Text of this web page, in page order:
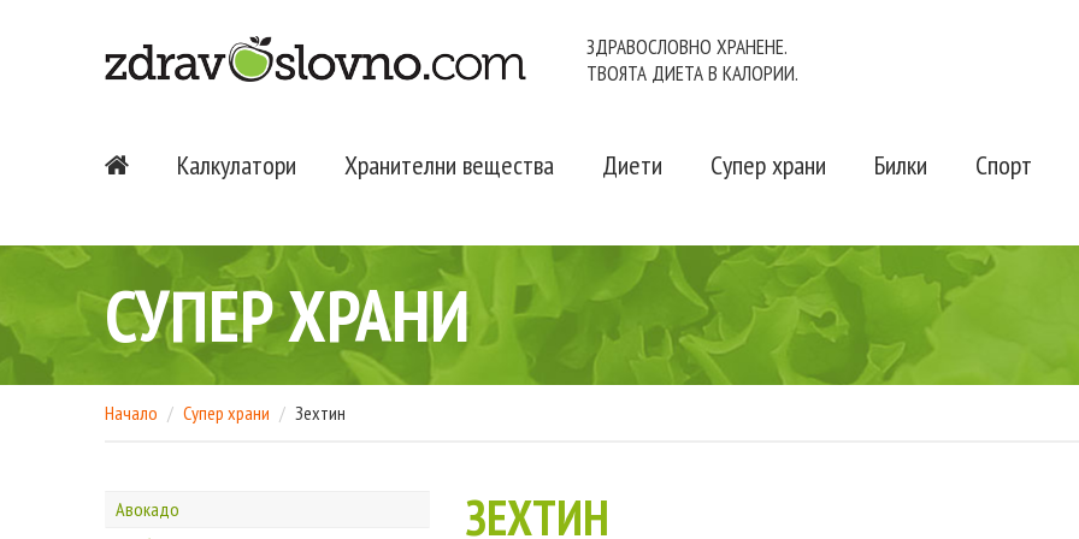
ЗДРАВОСЛОВНО ХРАНЕНЕ.
ТВОЯТА ДИЕТА В КАЛОРИИ.
Калкулатори Хранителни вещества Диети Супер храни Билки Спорт
СУПЕР ХРАНИ
Начало Супер храни Зехтин
Авокадо
ЗЕХТИН